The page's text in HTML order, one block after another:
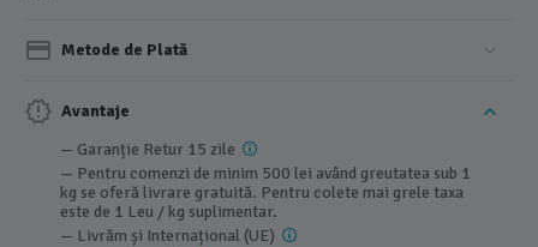
Metode de Plată
Avantaje
— Garanție Retur 15 zile
— Pentru comenzi de minim 500 lei având greutatea sub 1
kg se oferă livrare gratuită. Pentru colete mai grele taxa
este de 1 Leu / kg suplimentar.
— Livrăm și Internațional (UE)